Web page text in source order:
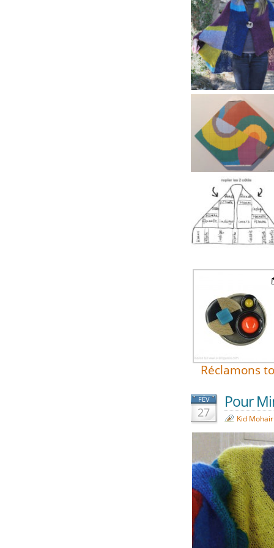
Réclamons
FÉV
27
Pour
Kid Mohair